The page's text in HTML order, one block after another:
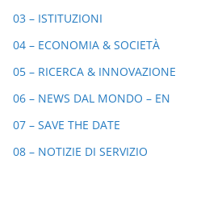
03 – ISTITUZIONI
04 – ECONOMIA & SOCIETÀ
05 – RICERCA & INNOVAZIONE
06 – NEWS DAL MONDO – EN
07 – SAVE THE DATE
08 – NOTIZIE DI SERVIZIO